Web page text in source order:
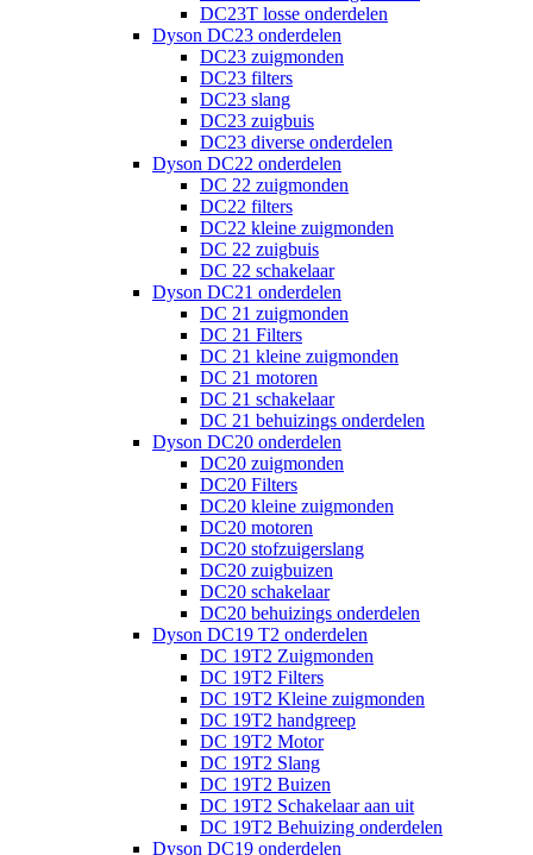
DC23T losse onderdelen
Dyson DC23 onderdelen
DC23 zuigmonden
DC23 filters
DC23 slang
DC23 zuigbuis
DC23 diverse onderdelen
Dyson DC22 onderdelen
DC 22 zuigmonden
DC22 filters
DC22 kleine zuigmonden
DC 22 zuigbuis
DC 22 schakelaar
Dyson DC21 onderdelen
DC 21 zuigmonden
DC 21 Filters
DC 21 kleine zuigmonden
DC 21 motoren
DC 21 schakelaar
DC 21 behuizings onderdelen
Dyson DC20 onderdelen
DC20 zuigmonden
DC20 Filters
DC20 kleine zuigmonden
DC20 motoren
DC20 stofzuigerslang
DC20 zuigbuizen
DC20 schakelaar
DC20 behuizings onderdelen
Dyson DC19 T2 onderdelen
DC 19T2 Zuigmonden
DC 19T2 Filters
DC 19T2 Kleine zuigmonden
DC 19T2 handgreep
DC 19T2 Motor
DC 19T2 Slang
DC 19T2 Buizen
DC 19T2 Schakelaar aan uit
DC 19T2 Behuizing onderdelen
Dyson DC19 onderdelen